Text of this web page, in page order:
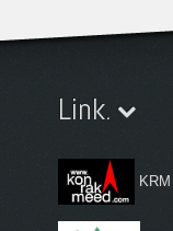
Link.
KRM